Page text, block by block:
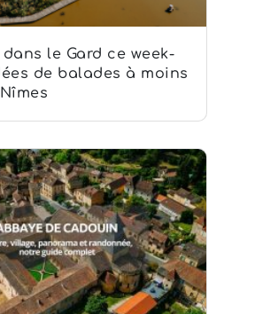
le Gard ce week-
de balades à moins